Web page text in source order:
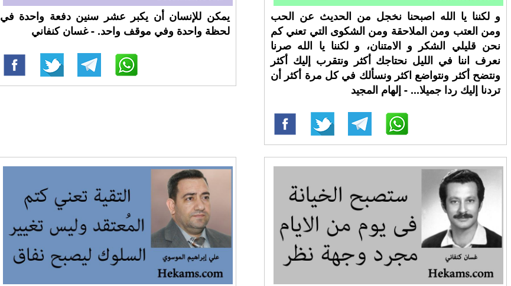
يمكن للإنسان أن يكبر عشر سنين دفعة واحدة في
لحظة واحدة وفي موقف واحد. - غسان كنفاني
و لكننا يا الله اصبحنا نخجل من الحديث عن الحب
ومن العتب ومن الملاحقة ومن الشكوى التي تعني كم
نحن قليلي الشكر و الامتنان، و لكننا يا الله صرنا
نعرف اننا في الليل نحتاجك أكثر ونتقرب إليك أكثر
ونتضح أكثر ونتواضع اكثر ونسألك في كل مرة أكثر أن
تردنا إليك ردا جميلا... - إلهام المجيد